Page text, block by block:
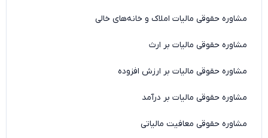
مشاوره حقوقی مالیات املاک و خانه‌های خالی
مشاوره حقوقی مالیات بر ارث
مشاوره حقوقی مالیات بر ارزش افزوده
مشاوره حقوقی مالیات بر درآمد
مشاوره حقوقی معافیت مالیاتی